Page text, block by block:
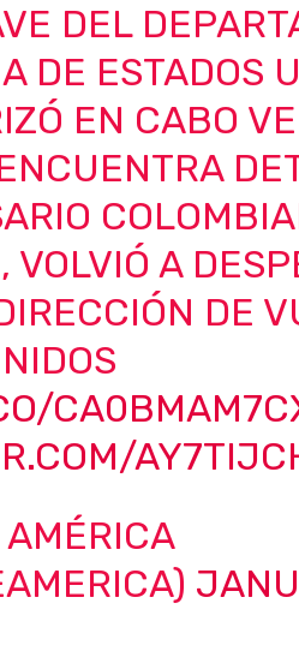
DEL
DE ESTADOS
EN CABO
VOLVIÓ A
DE